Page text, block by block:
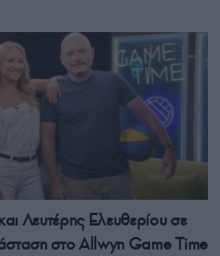
Λευτέρης Ελευθερίου σε
στο Allwyn Game Time